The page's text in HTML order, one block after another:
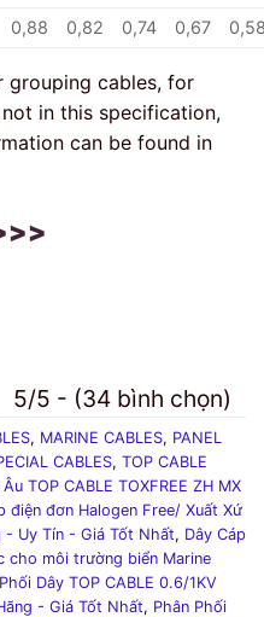
0,88 0,82 0,74 0,67
cables, for
in this specification,
can be found in
5/5 - (34 bình chọn)
, MARINE CABLES, PANEL
CABLES, TOP CABLE
TOP CABLE TOXFREE ZH MX
điện đơn Halogen Free/ Xuất Xứ
- Uy Tín - Giá Tốt Nhất, Dây Cáp
cho môi trường biển Marine
Dây TOP CABLE 0.6/1KV
- Giá Tốt Nhất, Phân Phối